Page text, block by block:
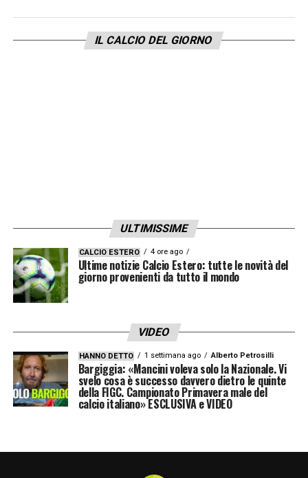
Thauvin erano stanchi e li ho dovuti
sostituire. Era diminuito l’impeto nel finale.
LA PLAYLIST DELLE NOSTRE TOP NEWS
IL CALCIO DEL GIORNO
ULTIMISSIME
CALCIO ESTERO 4 ore ago
Ultime notizie Calcio Estero: tutte le novità del
giorno provenienti da tutto il mondo
VIDEO
HANNO DETTO 1 settimana ago Alberto Petrosilli
Bargiggia: «Mancini voleva solo la Nazionale. Vi
svelo cosa è successo davvero dietro le quinte
della FIGC. Campionato Primavera male del
calcio italiano» ESCLUSIVA e VIDEO